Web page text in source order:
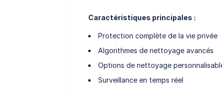
Caractéristiques principales :
Protection complète de la vie privée
Algorithmes de nettoyage avancés
Options de nettoyage
Surveillance en temps réel